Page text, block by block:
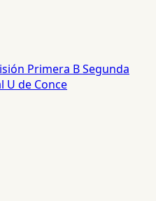
Primera BSegunda
U de Conce